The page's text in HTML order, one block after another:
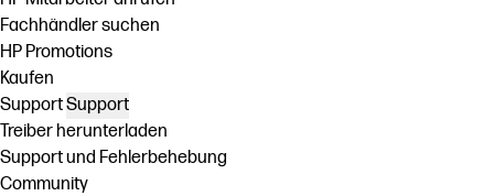
Fachhändler suchen
HP Promotions
Kaufen
SupportSupport
Treiber herunterladen
Support und Fehlerbehebung
Community